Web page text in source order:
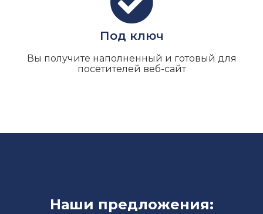
Под ключ
Вы получите наполненный и готовый для
посетителей веб-сайт
Наши предложения: